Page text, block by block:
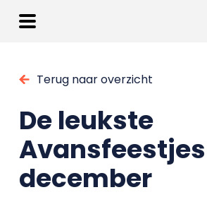
Terug naar overzicht
De leukste
december